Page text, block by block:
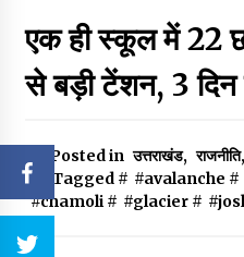
एक ही स्कूल में 22
से बड़ी टेंशन, 3 दिन
Posted in उत्तराखंड, राजनीति,
Tagged # #avalanche #
#chamoli# #glacier#